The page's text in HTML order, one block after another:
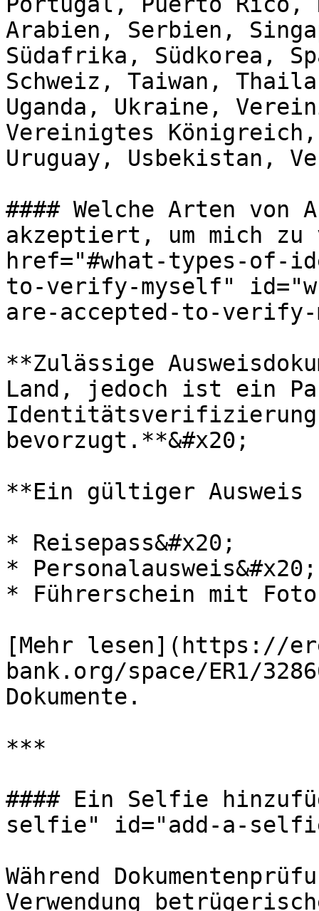
Arabien, Serbien,
Südafrika, Südkorea,
Schweiz, Taiwan,
Uganda, Ukraine,
Vereinigtes
Uruguay, Usbekistan,
#### Welche Arten von
akzeptiert, um mich
href="#what-types-of-
to-verify-myself"
are-accepted-to-verify-
**Zulässige
Land, jedoch ist ein
Identitätsverifizierung
bevorzugt.**&#x20;
**Ein gültiger Ausweis
* Reisepass&#x20;
* Personalausweis&#x20;
* Führerschein mit Foto
[Mehr lesen](https://
bank.org/space/ER1/
Dokumente.
***
#### Ein Selfie
selfie" id="add-a-
Während
Verwendung